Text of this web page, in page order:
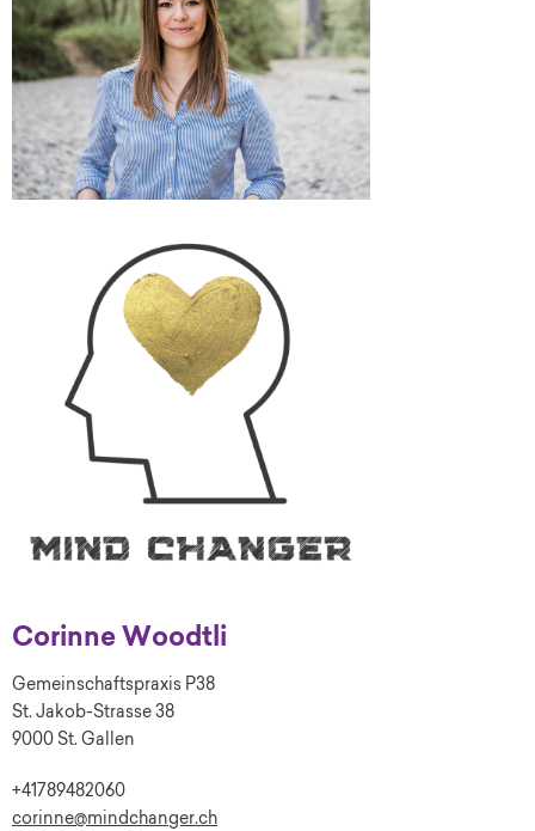
Corinne Woodtli
Gemeinschaftspraxis P38
St. Jakob-Strasse 38
9000 St. Gallen
+41789482060
corinne@mindchanger.ch